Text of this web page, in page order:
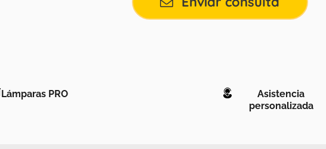
Lámparas PRO
Asistencia
personalizada